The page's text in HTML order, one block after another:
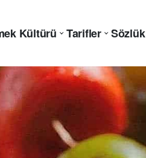
Kültürü Tarifler Sözlük